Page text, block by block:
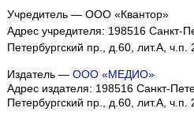
Учредитель — ООО «Квантор»
Адрес учредителя: 198516 Санкт-
Петербургский пр., д.60, лит.А,
Издатель — ООО «МЕДИО»
Адрес издателя: 198516 Санкт-
Петербургский пр., д.60, лит.А,